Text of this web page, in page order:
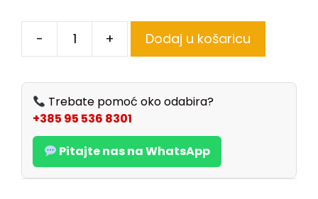
- + Dodaj u košaricu
Trebate pomoć oko odabira?
+385 95 536 8301
Pitajte nas na WhatsApp